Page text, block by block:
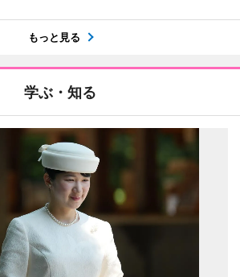
もっと見る
学ぶ・知る